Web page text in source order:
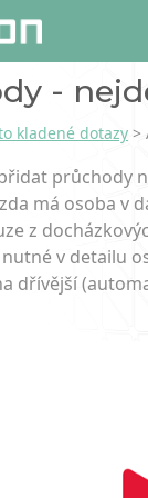
-
kladené dotazy >
průchody
má osoba v
z
nutné v detailu
dřívější